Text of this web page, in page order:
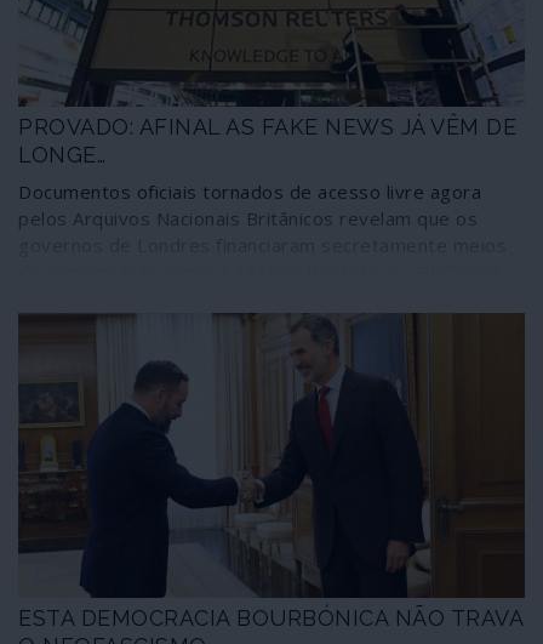
PROVADO: AFINAL AS FAKE NEWS JÁ VÊM DE
LONGE…
Documentos oficiais tornados de acesso livre agora
pelos Arquivos Nacionais Britânicos revelam que os
instituições e organizações comunistas. Os documentos
dizem respeito ao período entre 1945 e 1977; nada
indica que tais procedimentos tenham sido
abandonados desde então, independentemente das
alterações na cena internacional e das mudanças de
proprietários daqueles e outros órgãos de informação.
ESTA DEMOCRACIA BOURBÓNICA NÃO TRAVA